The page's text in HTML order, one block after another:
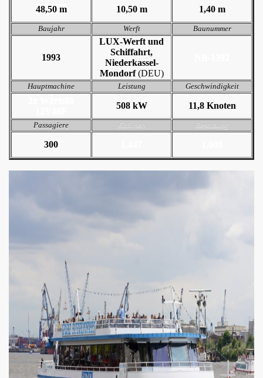
48,50 m 10,50 m 1,40 m
Baujahr Werft Baunummer
1993
LUX-Werft und
Schiffahrt,
Niederkassel-
Mondorf(DEU)
Hauptmachine Leistung Geschwindigkeit
508 kW 11,8 Knoten
Passagiere Kabinen Besatzung
300